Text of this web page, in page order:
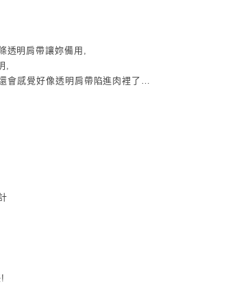
透明肩帶讓妳備用,
,
會感覺好像透明肩帶陷進肉裡了…